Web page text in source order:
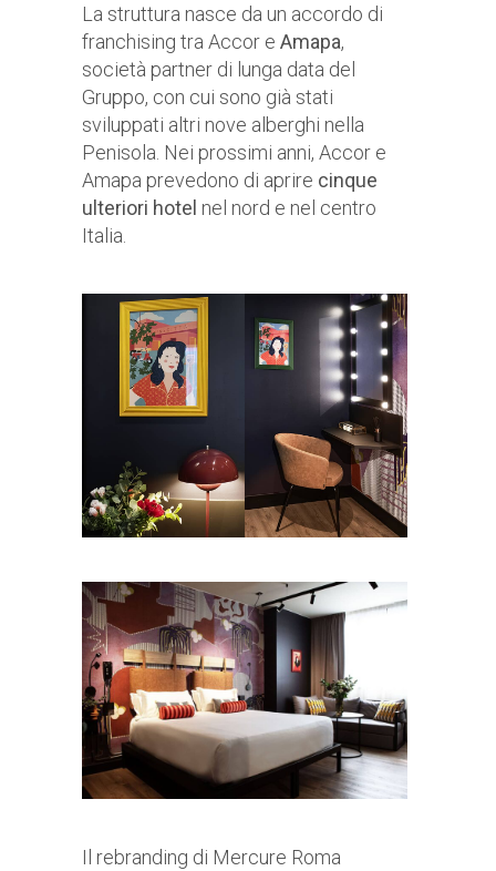
La struttura nasce da un accordo di
franchising tra Accor e Amapa,
società partner di lunga data del
Gruppo, con cui sono già stati
sviluppati altri nove alberghi nella
Penisola. Nei prossimi anni, Accor e
Amapa prevedono di aprire cinque
ulteriori hotel nel nord e nel centro
Italia.
Il rebranding di Mercure Roma